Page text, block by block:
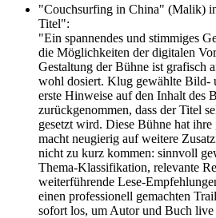
"Couchsurfing in China" (Malik)
Titel":
"Ein spannendes und stimmiges
die Möglichkeiten der digitalen
Gestaltung der Bühne ist grafisch
wohl dosiert. Klug gewählte Bild-
erste Hinweise auf den Inhalt des
zurückgenommen, dass der Titel
gesetzt wird. Diese Bühne hat
macht neugierig auf weitere
nicht zu kurz kommen: sinnvoll
Thema-Klassifikation, relevante
weiterführende Lese-
einen professionell gemachten
sofort los, um Autor und Buch